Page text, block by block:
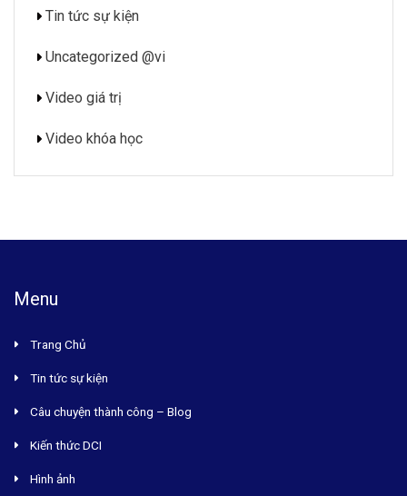
Tin tức sự kiện
Uncategorized @vi
Video giá trị
Video khóa học
Menu
Trang Chủ
Tin tức sự kiện
Câu chuyện thành công – Blog
Kiến thức DCI
Hình ảnh